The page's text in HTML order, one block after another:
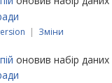
| Зміни
оновив набір даних